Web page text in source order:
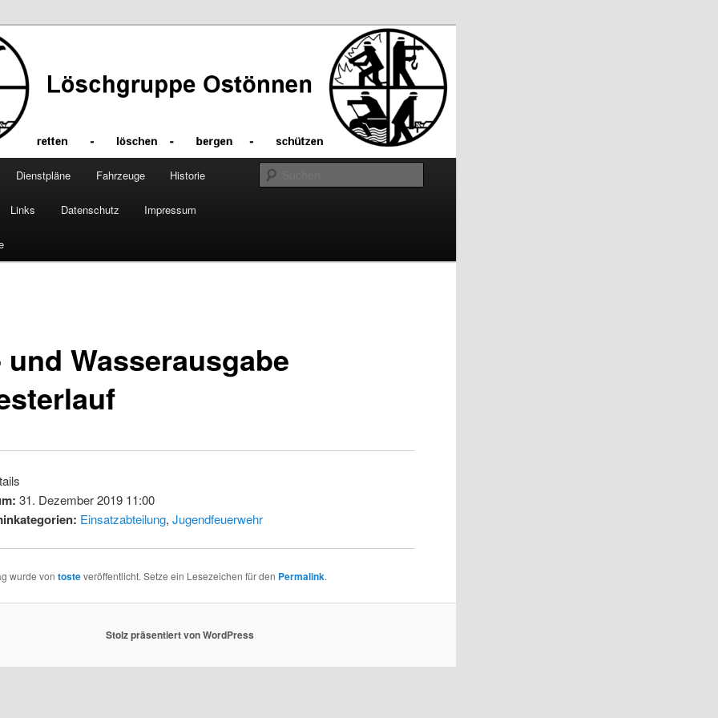
Dienstpläne Fahrzeuge Historie
Links Datenschutz Impressum
und Wasserausgabe
31. Dezember 2019 11:00
Einsatzabteilung, Jugendfeuerwehr
wurde vontosteveröffentlicht. Setze ein Lesezeichen für den Permalink.
Stolz präsentiert von WordPress